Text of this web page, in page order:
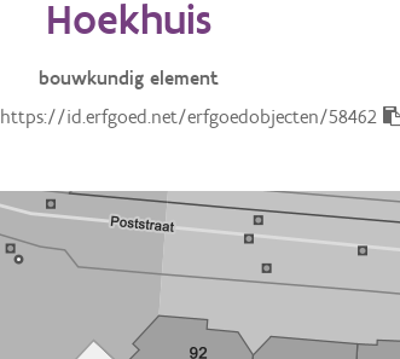
Hoekhuis
bouwkundig element
https://id.erfgoed.net/erfgoedobjecten/58462